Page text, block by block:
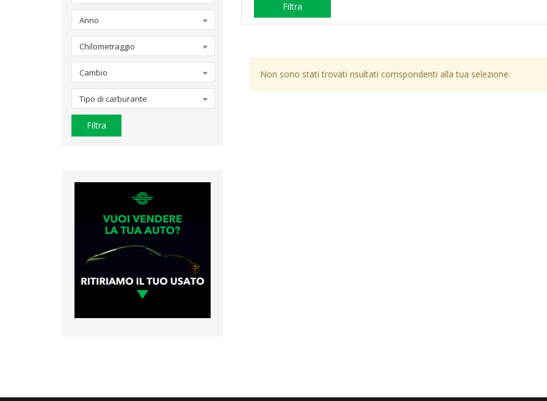
Anno
Chilometraggio
Cambio
Tipo di carburante
Filtra
Filtra
Non sono stati trovati risultati corrispondenti alla tua selezione.